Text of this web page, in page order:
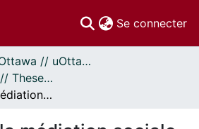
Se connecter
Thèses uOttawa // uOttawa Theses
- Thèses, 2011 - // Theses, 2011 -
La place de la médiation sociale parmi les modes alternatifs de régulation au Québec : L’expérience-vécue de quelques médiateurs sociaux